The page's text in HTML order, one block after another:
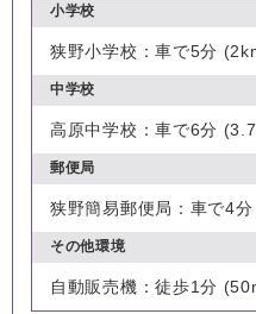
小学校
狭野小学校：車で5分
中学校
高原中学校：車で6分
郵便局
狭野簡易郵便局：車で4
その他環境
自動販売機：徒歩1分